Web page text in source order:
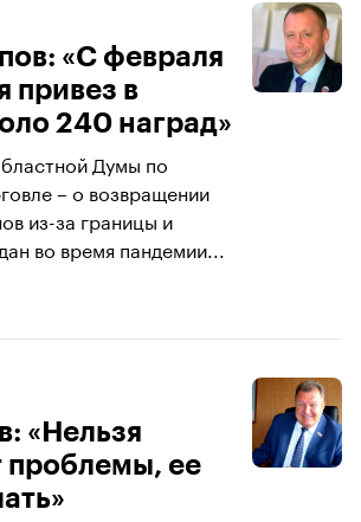
«С февраля
привез в
240 наград»
Думы по
– о возвращении
из-за границы и
во время пандемии...
«Нельзя
проблемы, ее